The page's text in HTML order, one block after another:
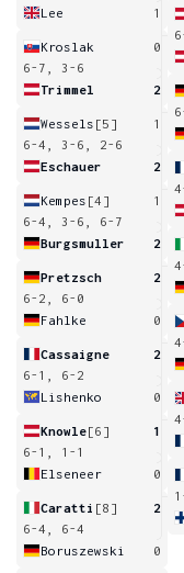
Lee
1
Kroslak
0
6-7, 3-6
Trimmel
2
Wessels [5]
1
6-4, 3-6, 2-6
Eschauer
2
Kempes [4]
1
6-4, 3-6, 6-7
Burgsmuller
2
Pretzsch
2
6-2, 6-0
Fahlke
0
Cassaigne
2
6-1, 6-2
Lishenko
0
Knowle[6]
1
6-1, 1-1
Elseneer
0
Caratti [8]
2
6-4, 6-4
Boruszewski
0